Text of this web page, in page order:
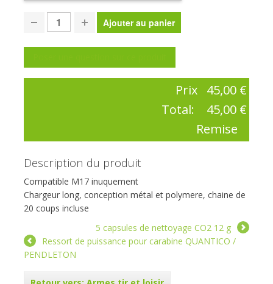
Prix 45,00 €
Total:
45,00 €
Remise
Description du produit
Compatible M17 inuquement
Chargeur long, conception métal et polymere, chaine de
20 coups incluse
5 capsules de nettoyage CO2 12 g
Ressort de puissance pour carabine QUANTICO /
PENDLETON